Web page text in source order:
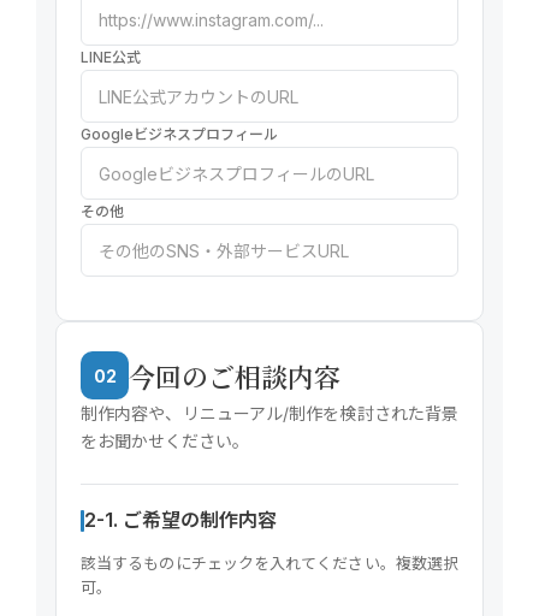
LINE公式
Googleビジネスプロフィール
その他
02 今回のご相談内容
制作内容や、リニューアル/制作を検討された背景
をお聞かせください。
2-1. ご希望の制作内容
該当するものにチェックを入れてください。複数選択
可。